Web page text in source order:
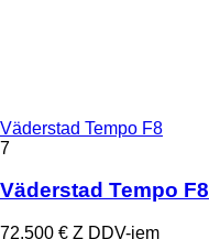
Väderstad Tempo F8
7
Väderstad Tempo F8
72.500 € Z DDV-jem